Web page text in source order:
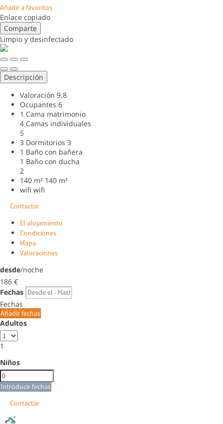
Añadir a favoritos
Enlace copiado
Comparte
Limpio y desinfectado
Descripción
Valoración 9.8
Ocupantes 6
1 Cama matrimonio
4 Camas individuales
5
3 Dormitorios 3
1 Baño con bañera
1 Baño con ducha
2
140 m² 140 m²
wifi wifi
Contactar
El alojamiento
Condiciones
Mapa
Valoraciones
desde/noche
186 €
Fechas
Fechas
Añadir fechas
Adultos
1
Niños
Introducir fechas
Contactar